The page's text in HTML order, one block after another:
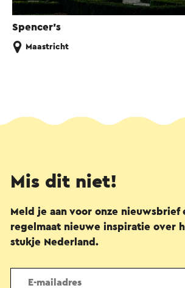
Spencer’s
Maastricht
Mis dit niet!
Meld je aan voor onze nieuwsbrief
regelmaat nieuwe inspiratie over
stukje Nederland.